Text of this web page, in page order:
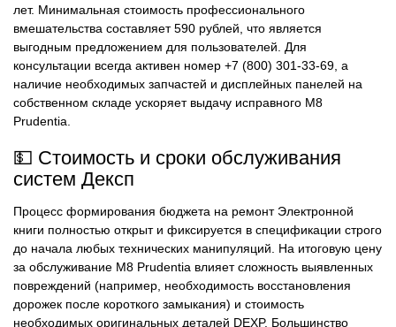
лет. Минимальная стоимость профессионального
вмешательства составляет 590 рублей, что является
выгодным предложением для пользователей. Для
консультации всегда активен номер +7 (800) 301-33-69, а
наличие необходимых запчастей и дисплейных панелей на
собственном складе ускоряет выдачу исправного M8
Prudentia.
💵 Стоимость и сроки обслуживания
систем Дексп
Процесс формирования бюджета на ремонт Электронной
книги полностью открыт и фиксируется в спецификации строго
до начала любых технических манипуляций. На итоговую цену
за обслуживание M8 Prudentia влияет сложность выявленных
повреждений (например, необходимость восстановления
дорожек после короткого замыкания) и стоимость
необходимых оригинальных деталей DEXP. Большинство